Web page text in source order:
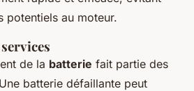
potentiels au moteur.
de la batterie fait partie des
batterie défaillante peut